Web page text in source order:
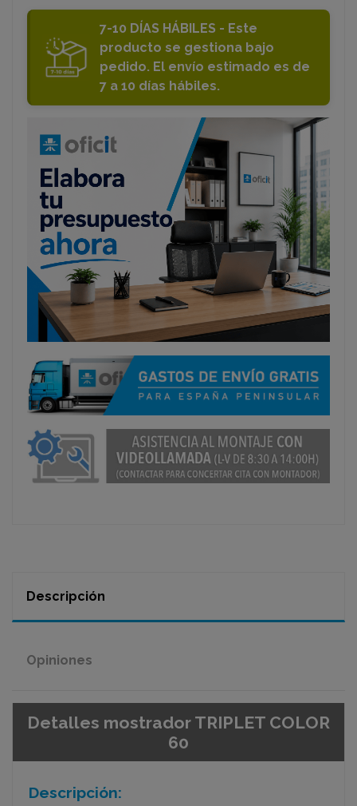
7-10 DÍAS HÁBILES - Este
producto se gestiona bajo
pedido. El envío estimado es de
7 a 10 días hábiles.
Descripción
Opiniones
Detalles mostrador TRIPLET COLOR
60
Descripción: